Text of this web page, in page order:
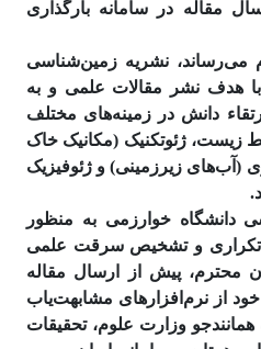
مقاله در سامانه بارگذاری
می‌رساند، نشریه زمین‌شناسی
هدف نشر مقالات علمی و به
دانش در زمینه‌های مختلف
ژئوتکنیک (مکانیک خاک
(آب‌های زیرزمینی) و ژئوفیزیک
دانشگاه خوارزمی به منظور
تکراری و تشخیص سرقت علمی
محترم، پیش از ارسال مقاله
از نرم‌افزارهای مشابهت‌­یاب
همانند‌جو وزارت علوم، تحقیقات